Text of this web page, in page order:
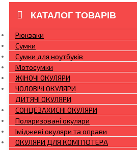
КАТАЛОГ ТОВАРІВ
Рюкзаки
Сумки
Сумки для ноутбуків
Мотосумки
ЖІНОЧІ ОКУЛЯРИ
ЧОЛОВІЧІ ОКУЛЯРИ
ДИТЯЧІ ОКУЛЯРИ
СОНЦЕЗАХИСНІ ОКУЛЯРИ
Поляризовані окуляри
Іміджеві окуляри та оправи
ОКУЛЯРИ ДЛЯ КОМП'ЮТЕРА